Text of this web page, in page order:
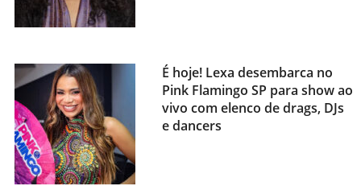
É hoje! Lexa desembarca no
Pink Flamingo SP para show ao
vivo com elenco de drags, DJs
e dancers